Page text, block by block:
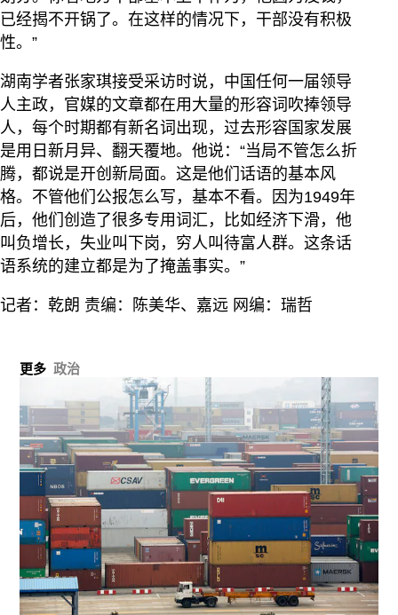
已经揭不开锅了。在这样的情况下，干部没有积极
性。”
湖南学者张家琪接受采访时说，中国任何一届领导
人主政，官媒的文章都在用大量的形容词吹捧领导
人，每个时期都有新名词出现，过去形容国家发展
是用日新月异、翻天覆地。他说：“当局不管怎么折
腾，都说是开创新局面。这是他们话语的基本风
格。不管他们公报怎么写，基本不看。因为1949年
后，他们创造了很多专用词汇，比如经济下滑，他
叫负增长，失业叫下岗，穷人叫待富人群。这条话
语系统的建立都是为了掩盖事实。”
记者：乾朗 责编：陈美华、嘉远 网编：瑞哲
更多 政治